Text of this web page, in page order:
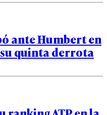
ante Humbert en
su quinta derrota